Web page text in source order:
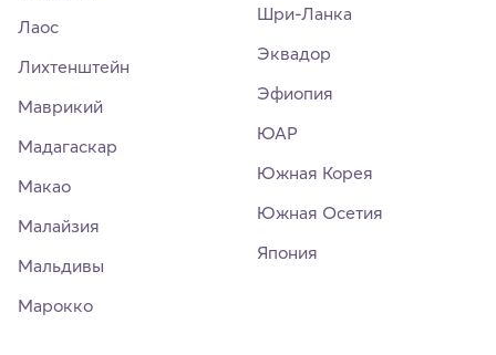
Лаос
Лихтенштейн
Маврикий
Мадагаскар
Макао
Малайзия
Мальдивы
Марокко
Шри-Ланка
Эквадор
Эфиопия
ЮАР
Южная Корея
Южная Осетия
Япония